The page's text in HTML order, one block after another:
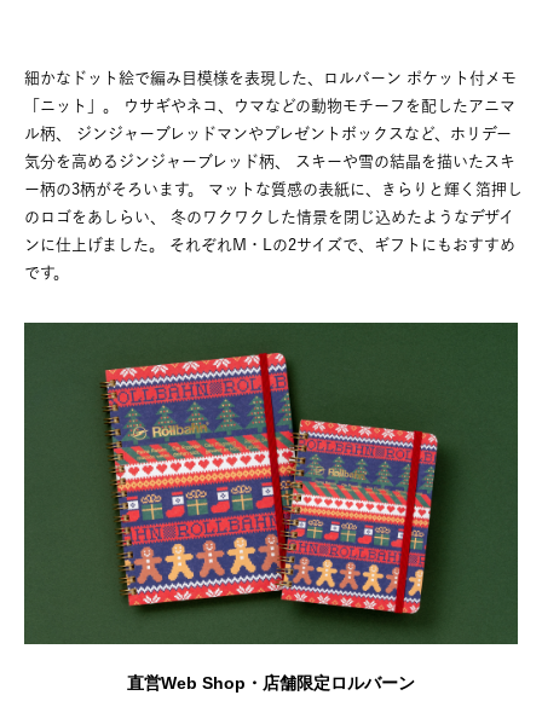
細かなドット絵で編み目模様を表現した、ロルバーン ポケット付メモ
「ニット」。
ウサギやネコ、ウマなどの動物モチーフを配したアニマ
ル柄、
ジンジャーブレッドマンやプレゼントボックスなど、ホリデー
気分を高めるジンジャーブレッド柄、
スキーや雪の結晶を描いたスキ
ー柄の3柄がそろいます。
マットな質感の表紙に、きらりと輝く箔押し
のロゴをあしらい、
冬のワクワクした情景を閉じ込めたようなデザイ
ンに仕上げました。
それぞれM・Lの2サイズで、ギフトにもおすすめ
です。
直営Web Shop・店舗限定ロルバーン